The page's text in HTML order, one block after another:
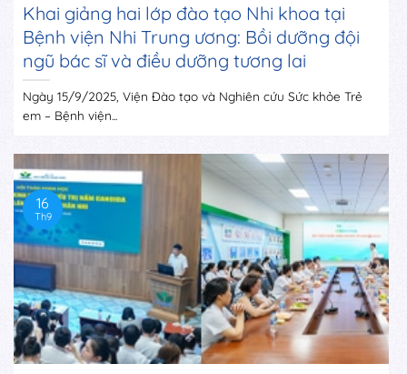
Khai giảng hai lớp đào tạo Nhi khoa tại
Bệnh viện Nhi Trung ương: Bồi dưỡng đội
ngũ bác sĩ và điều dưỡng tương lai
Ngày 15/9/2025, Viện Đào tạo và Nghiên cứu Sức khỏe Trẻ
em – Bệnh viện...
16
Th9